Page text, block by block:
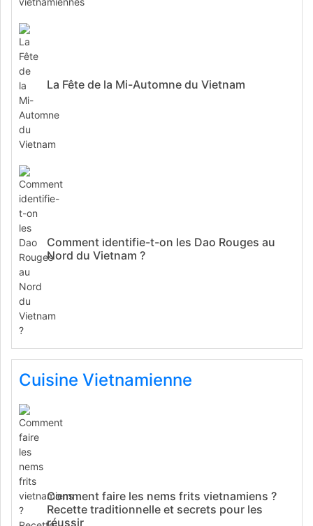
La Fête de la Mi-Automne du Vietnam
Comment identifie-t-on les Dao Rouges au
Nord du Vietnam ?
Cuisine Vietnamienne
Comment faire les nems frits vietnamiens ?
Recette traditionnelle et secrets pour les
réussir